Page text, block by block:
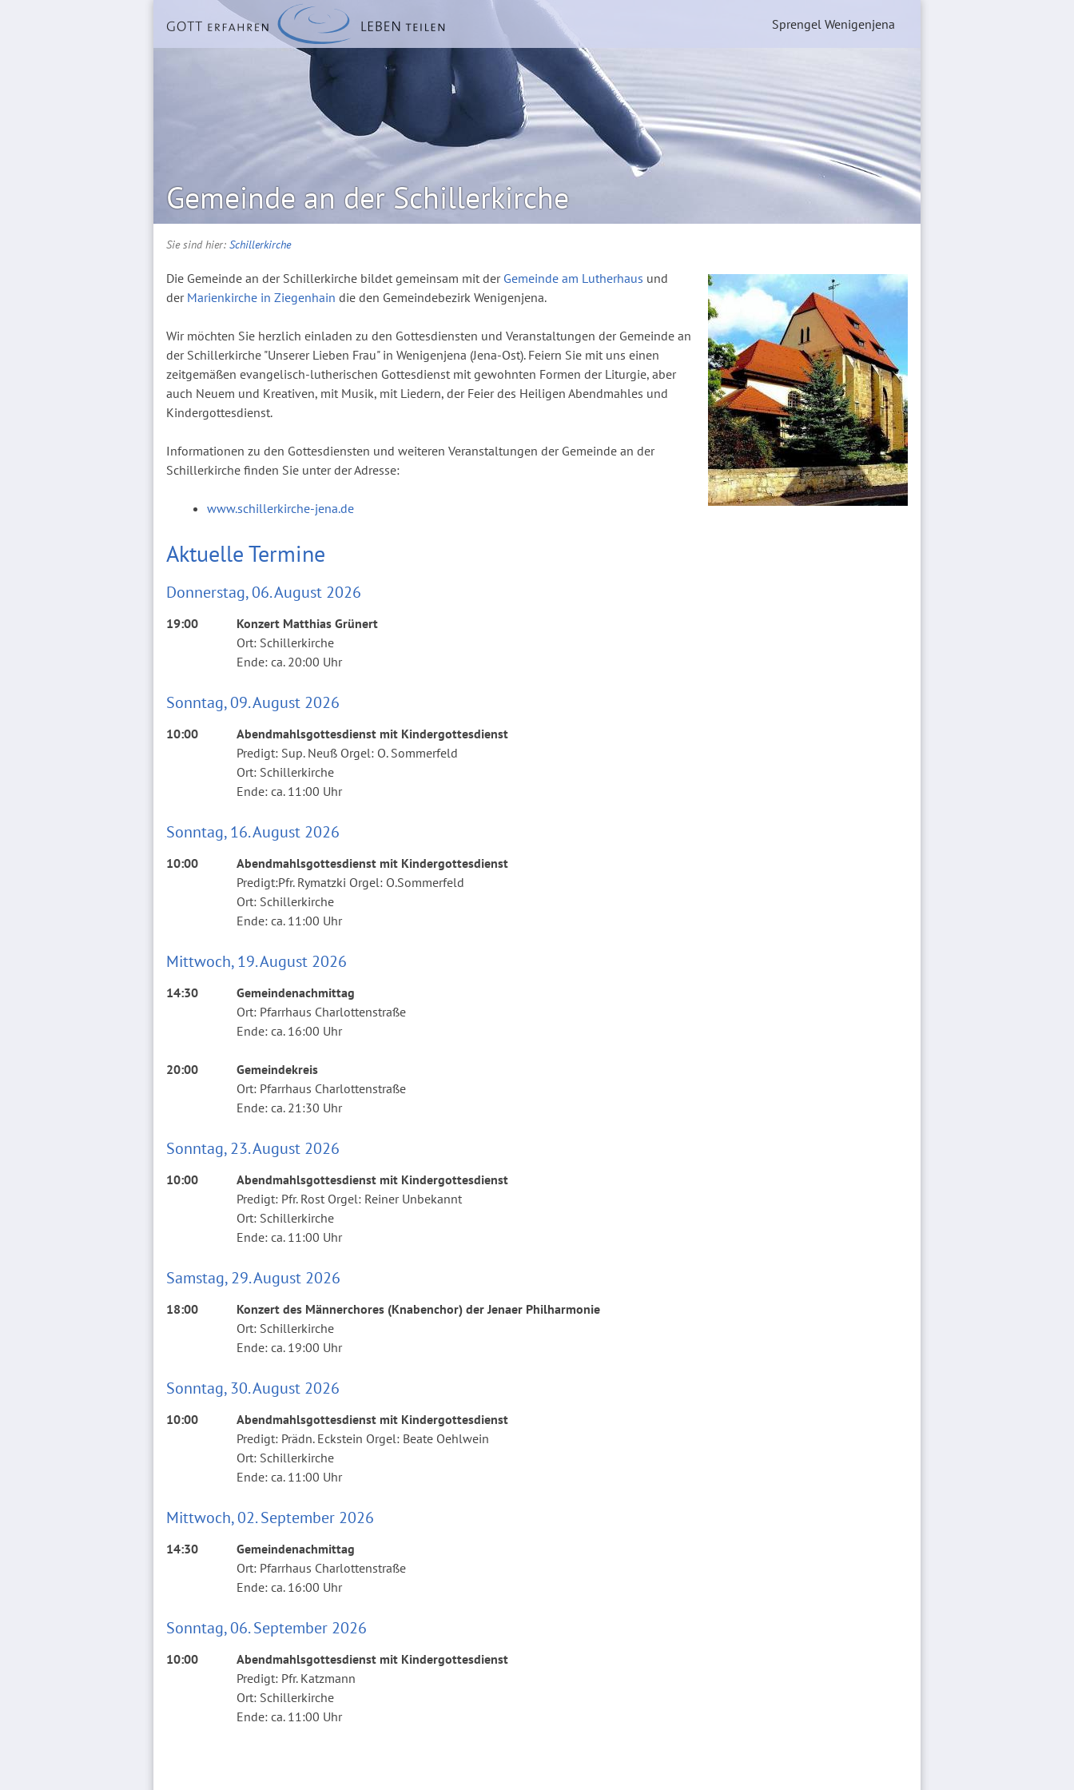
Sprengel Wenigenjena
Gemeinde an der Schillerkirche
Sie sind hier: Schillerkirche
Die Gemeinde an der Schillerkirche bildet gemeinsam mit der Gemeinde am Lutherhaus und
der Marienkirche in Ziegenhain die den Gemeindebezirk Wenigenjena.
Wir möchten Sie herzlich einladen zu den Gottesdiensten und Veranstaltungen der Gemeinde an
der Schillerkirche "Unserer Lieben Frau" in Wenigenjena (Jena-Ost). Feiern Sie mit uns einen
zeitgemäßen evangelisch-lutherischen Gottesdienst mit gewohnten Formen der Liturgie, aber
auch Neuem und Kreativen, mit Musik, mit Liedern, der Feier des Heiligen Abendmahles und
Kindergottesdienst.
Informationen zu den Gottesdiensten und weiteren Veranstaltungen der Gemeinde an der
Schillerkirche finden Sie unter der Adresse:
www.schillerkirche-jena.de
Aktuelle Termine
Donnerstag, 06. August 2026
19:00
Konzert Matthias Grünert
Ort: Schillerkirche
Ende: ca. 20:00 Uhr
Sonntag, 09. August 2026
10:00
Abendmahlsgottesdienst mit Kindergottesdienst
Predigt: Sup. Neuß Orgel: O. Sommerfeld
Ort: Schillerkirche
Ende: ca. 11:00 Uhr
Sonntag, 16. August 2026
10:00
Abendmahlsgottesdienst mit Kindergottesdienst
Predigt:Pfr. Rymatzki Orgel: O.Sommerfeld
Ort: Schillerkirche
Ende: ca. 11:00 Uhr
Mittwoch, 19. August 2026
14:30
Gemeindenachmittag
Ort: Pfarrhaus Charlottenstraße
Ende: ca. 16:00 Uhr
20:00
Gemeindekreis
Ort: Pfarrhaus Charlottenstraße
Ende: ca. 21:30 Uhr
Sonntag, 23. August 2026
10:00
Abendmahlsgottesdienst mit Kindergottesdienst
Predigt: Pfr. Rost Orgel: Reiner Unbekannt
Ort: Schillerkirche
Ende: ca. 11:00 Uhr
Samstag, 29. August 2026
18:00
Konzert des Männerchores (Knabenchor) der Jenaer Philharmonie
Ort: Schillerkirche
Ende: ca. 19:00 Uhr
Sonntag, 30. August 2026
10:00
Abendmahlsgottesdienst mit Kindergottesdienst
Predigt: Prädn. Eckstein Orgel: Beate Oehlwein
Ort: Schillerkirche
Ende: ca. 11:00 Uhr
Mittwoch, 02. September 2026
14:30
Gemeindenachmittag
Ort: Pfarrhaus Charlottenstraße
Ende: ca. 16:00 Uhr
Sonntag, 06. September 2026
10:00
Abendmahlsgottesdienst mit Kindergottesdienst
Predigt: Pfr. Katzmann
Ort: Schillerkirche
Ende: ca. 11:00 Uhr